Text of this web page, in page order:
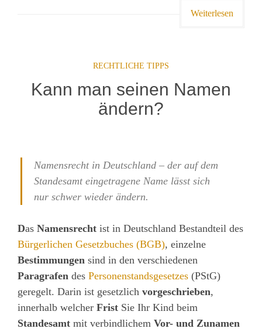
Weiterlesen
RECHTLICHE TIPPS
Kann man seinen Namen
ändern?
Namensrecht in Deutschland – der auf dem
Standesamt eingetragene Name lässt sich
nur schwer wieder ändern.
Das Namensrecht ist in Deutschland Bestandteil des
Bürgerlichen Gesetzbuches (BGB), einzelne
Bestimmungen sind in den verschiedenen
Paragrafen des Personenstandsgesetzes (PStG)
geregelt. Darin ist gesetzlich vorgeschrieben,
innerhalb welcher Frist Sie Ihr Kind beim
Standesamt mit verbindlichem Vor- und Zunamen